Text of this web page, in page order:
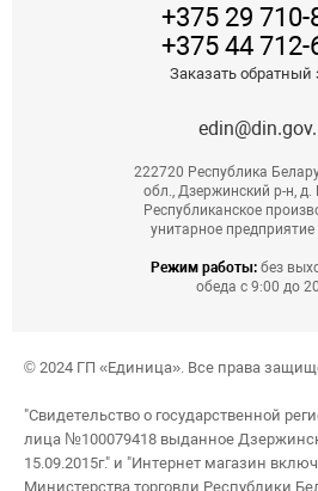
+375 29 710-
+375 44 712-
Заказать обратный
222720 Республика
обл., Дзержинский р-н, д.
Республиканское
унитарное
Режим работы: без
обеда с 9:00 до
© 2024 ГП «Единица». Все права
"Свидетельство о государственной
лица №100079418 выданное
15.09.2015г." и "Интернет магазин
Министерства торговли Республики